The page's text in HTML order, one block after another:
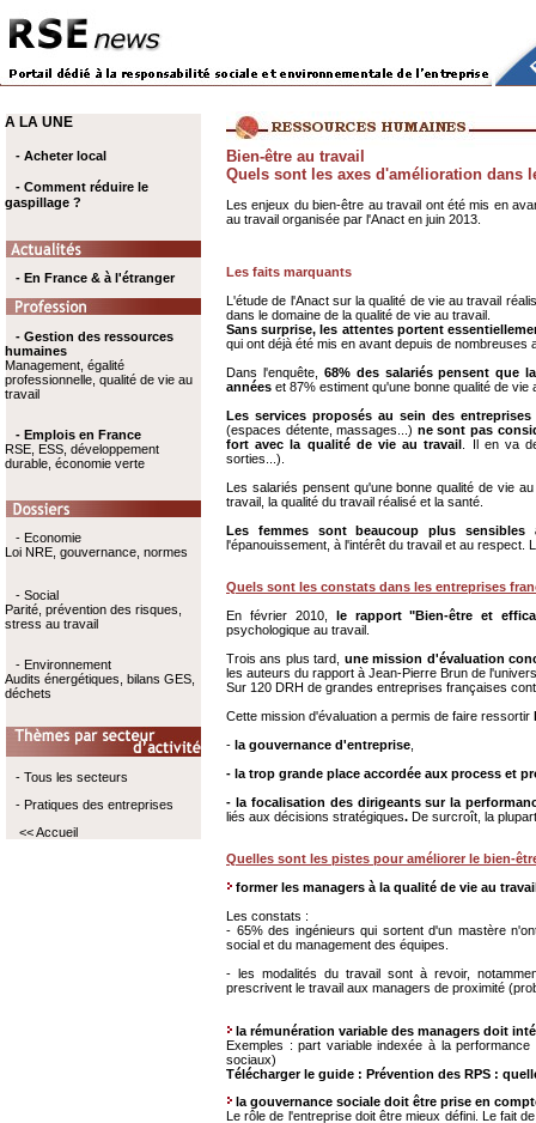
A LA UNE
- Acheter local
- Comment réduire le
gaspillage ?
- En France & à l'étranger
- Gestion des ressources
humaines
Management, égalité
professionnelle, qualité de vie au
travail
- Emplois en France
RSE, ESS, développement
durable, économie verte
- Economie
Loi NRE, gouvernance, normes
- Social
Parité, prévention des risques,
stress au travail
- Environnement
Audits énergétiques, bilans GES,
déchets
- Tous les secteurs
- Pratiques des entreprises
<< Accueil
Bien-être au travail
Quels sont les axes d'amélioration dans
Les enjeux du bien-être au travail ont été mis en
au travail organisée par l'Anact en juin 2013.
Les faits marquants
L'étude de l'Anact sur la qualité de vie au travail
dans le domaine de la qualité de vie au travail.
Sans surprise, les attentes portent
qui ont déjà été mis en avant depuis de nombreuses
Dans l'enquête,
68% des salariés pensent que
années et 87% estiment qu'une bonne qualité de
Les services proposés au sein des entreprises
(espaces détente, massages...) ne sont pas
fort avec la qualité de vie au travail . Il en va
sorties...).
Les salariés pensent qu'une bonne qualité de vie
travail, la qualité du travail réalisé et la santé.
Les femmes sont beaucoup plus
l'épanouissement, à l'intérêt du travail et au
Quels sont les constats dans les entreprises
En février 2010, le rapport "Bien-être et
psychologique au travail.
Trois ans plus tard, une mission d'évaluation
les auteurs du rapport à Jean-Pierre Brun de
Sur 120 DRH de grandes entreprises françaises
Cette mission d'évaluation a permis de faire ressortir
- la gouvernance d'entreprise
- la trop grande place accordée aux process et
- la focalisation des dirigeants sur la
liés aux décisions stratégiques. De surcroît, la
Quelles sont les pistes pour améliorer le bien-
former les managers à la qualité de vie au
Les constats :
- 65% des ingénieurs qui sortent d'un mastère
social et du management des équipes.
- les modalités du travail sont à revoir,
prescrivent le travail aux managers de proximité
la rémunération variable des managers doit
Exemples : part variable indexée à la
sociaux)
Télécharger le guide : Prévention des RPS :
la gouvernance sociale doit être prise en
Le rôle de l'entreprise doit être mieux défini. Le fait